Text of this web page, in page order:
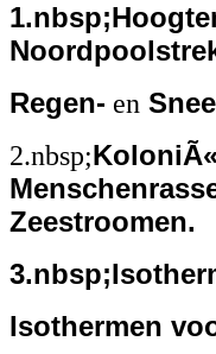
Regen- en
2.nbsp;
Zeestroomen.
Isothermen